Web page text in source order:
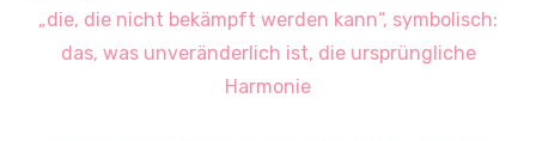
„die, die nicht bekämpft werden kann“, symbolisch:
das, was unveränderlich ist, die ursprüngliche
Harmonie